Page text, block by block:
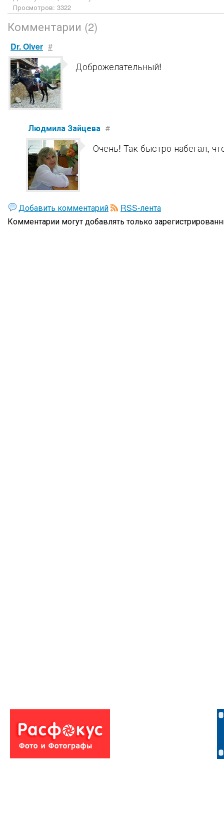
Просмотров: 3322
Комментарии (2)
Dr. Olver #
Доброжелательный!
Людмила Зайцева #
Очень! Так быстро набегал,
Добавить комментарий
RSS-лента
Комментарии могут добавлять только